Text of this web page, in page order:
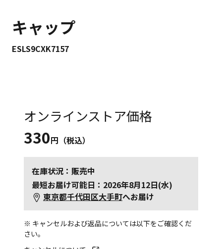
キャップ
ESLS9CXK7157
オンラインストア価格
330円（税込）
在庫状況：販売中
最短お届け可能日：2026年8月12日(水)
東京都千代田区大手町へお届け
※ キャンセルおよび返品については以下をご確認くだ
さい。